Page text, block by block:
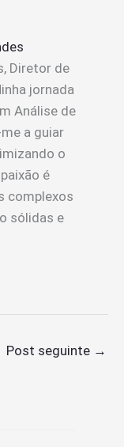
Diretor de
jornada
Análise de
a guiar
o
é
complexos
sólidas e
Post seguinte →